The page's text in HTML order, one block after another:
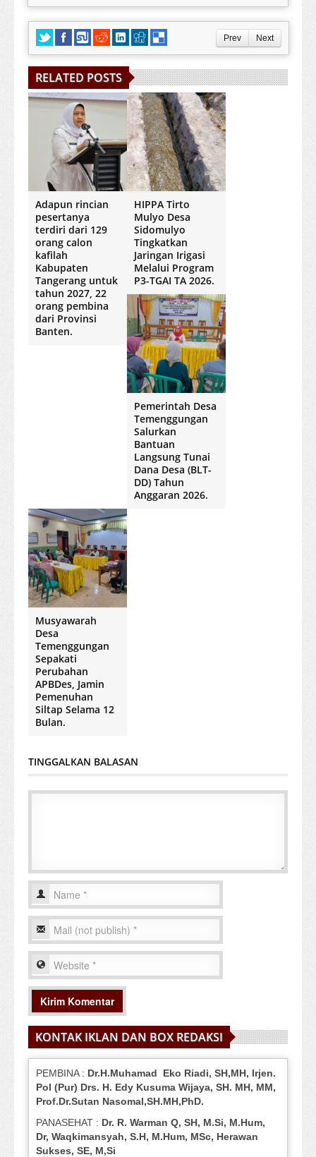
Prev Next
RELATED POSTS
Adapun rincian
pesertanya
terdiri dari 129
orang calon
kafilah
Kabupaten
Tangerang untuk
tahun 2027, 22
orang pembina
dari Provinsi
Banten.
HIPPA Tirto
Mulyo Desa
Sidomulyo
Tingkatkan
Jaringan Irigasi
Melalui Program
P3-TGAI TA 2026.
Pemerintah Desa
Temenggungan
Salurkan
Bantuan
Langsung Tunai
Dana Desa (BLT-
DD) Tahun
Anggaran 2026.
Musyawarah
Desa
Temenggungan
Sepakati
Perubahan
APBDes, Jamin
Pemenuhan
Siltap Selama 12
Bulan.
TINGGALKAN BALASAN
KONTAK IKLAN DAN BOX REDAKSI
PEMBINA : Dr.H.Muhamad Eko Riadi, SH,MH, Irjen.
Pol (Pur) Drs. H. Edy Kusuma Wijaya, SH. MH, MM,
Prof.Dr.Sutan Nasomal,SH.MH,PhD.
PANASEHAT : Dr. R. Warman Q, SH, M.Si, M.Hum,
Dr, Waqkimansyah, S.H, M.Hum, MSc, Herawan
Sukses, SE, M,Si